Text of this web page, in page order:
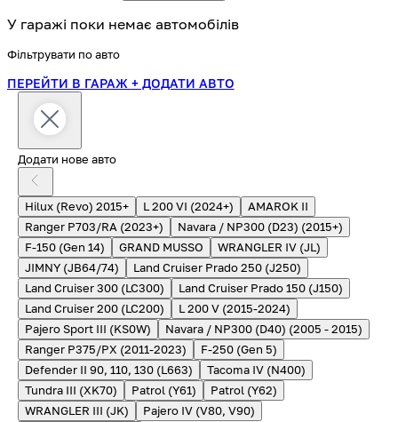
У гаражі поки немає автомобілів
Фільтрувати по авто
ПЕРЕЙТИ В ГАРАЖ + ДОДАТИ АВТО
Додати нове авто
Hilux (Revo) 2015+ L 200 VI (2024+)
AMAROK II
Ranger P703/RA (2023+)
Navara / NP300 (D23) (2015+)
F-150 (Gen 14)
GRAND MUSSO
WRANGLER IV (JL)
JIMNY (JB64/74)
Land Cruiser Prado 250 (J250)
Land Cruiser 300 (LC300)
Land Cruiser Prado 150 (J150)
Land Cruiser 200 (LC200)
L 200 V (2015-2024)
Pajero Sport III (KS0W)
Navara / NP300 (D40) (2005 - 2015)
Ranger P375/PX (2011-2023)
F-250 (Gen 5)
Defender II 90, 110, 130 (L663)
Tacoma IV (N400)
Tundra III (XK70)
Patrol (Y61)
Patrol (Y62)
WRANGLER III (JK)
Pajero IV (V80, V90)